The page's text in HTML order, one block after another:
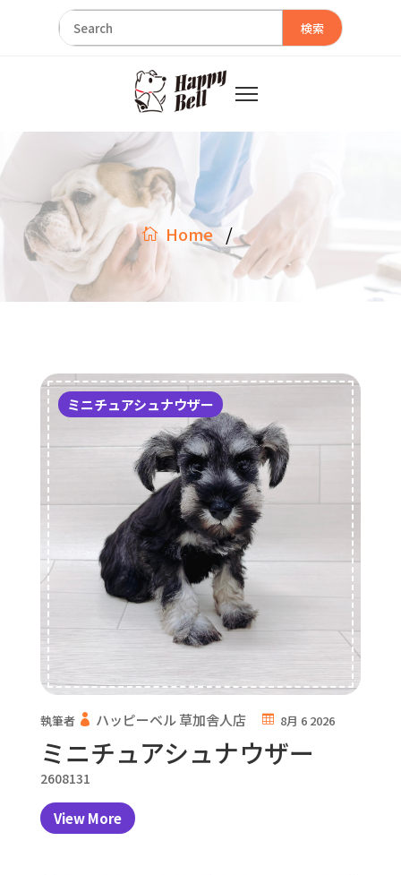
検索
Home /
ミニチュアシュナウザー
執筆者 ハッピーベル 草加舎人店 8月 6 2026
ミニチュアシュナウザー
2608131
View More